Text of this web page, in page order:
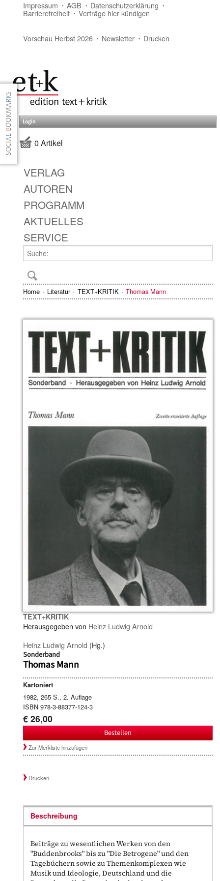
Impressum AGB Datenschutzerklärung
Barrierefreiheit Verträge hier kündigen
Vorschau Herbst 2026 Newsletter Drucken
Login
0 Artikel
VERLAG
AUTOREN
PROGRAMM
AKTUELLES
SERVICE
Home Literatur TEXT+KRITIK Thomas Mann
TEXT+KRITIK
Herausgegeben von Heinz Ludwig Arnold
Heinz Ludwig Arnold (Hg.)
Sonderband
Thomas Mann
Kartoniert
1982, 265 S., 2. Auflage
ISBN 978-3-88377-124-3
€ 26,00
Bestellen
Zur Merkliste hinzufügen
Drucken
Beschreibung
Beiträge zu wesentlichen Werken von den
"Buddenbrooks" bis zu "Die Betrogene" und den
Tagebüchern sowie zu Themenkomplexen wie
Musik und Ideologie, Deutschland und die